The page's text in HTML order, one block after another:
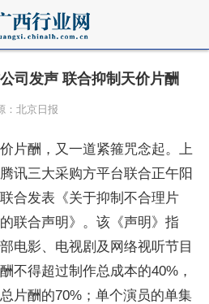
司发声 联合抑制天价片酬
：北京日报
片酬，又一道紧箍咒念起。上
讯三大采购方平台联合正午阳
合发表《关于抑制不合理片
联合声明》。该《声明》指
电影、电视剧及网络视听节目
不得超过制作总成本的40%，
片酬的70%；单个演员的单集